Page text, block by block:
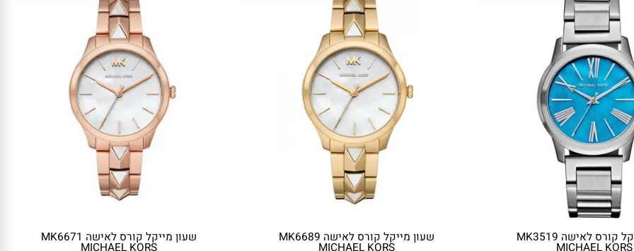
יום אחרון למבצע 6/8/26 יום אחרון למבצע 6/8/26 יום אחרון למבצע 6/8/26